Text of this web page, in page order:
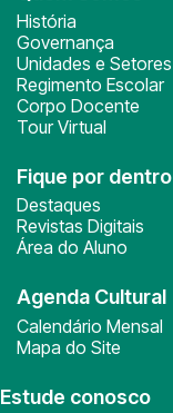
História
Governança
Unidades e Setores
Regimento Escolar
Corpo Docente
Tour Virtual
Fique por dentro
Destaques
Revistas Digitais
Área do Aluno
Agenda Cultural
Calendário Mensal
Mapa do Site
Estude conosco